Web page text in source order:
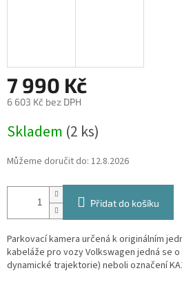
7 990 Kč
6 603 Kč bez DPH
cena:
Skladem (2 ks)
Můžeme doručit do: 12.8.2026
Přidat do košíku
Parkovací kamera určená k originálním
kabeláže pro vozy Volkswagen jedná se
dynamické trajektorie) neboli označení